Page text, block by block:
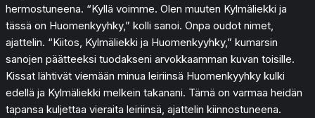
hermostuneena. “Kyllä voimme. Olen muuten Kylmäliekki ja
tässä on Huomenkyyhky,” kolli sanoi. Onpa oudot nimet,
ajattelin. “Kiitos, Kylmäliekki ja Huomenkyyhky,” kumarsin
sanojen päätteeksi tuodakseni arvokkaamman kuvan toisille.
Kissat lähtivät viemään minua leiriinsä Huomenkyyhky kulki
edellä ja Kylmäliekki melkein takanani. Tämä on varmaa heidän
tapansa kuljettaa vieraita leiriinsä, ajattelin kiinnostuneena.